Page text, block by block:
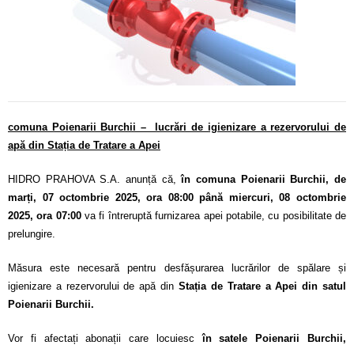
comuna Poienarii Burchii – lucrări de igienizare a rezervorului de
apă din Stația de Tratare a Apei
HIDRO PRAHOVA S.A. anunță că,în comuna Poienarii Burchii, de
marți, 07 octombrie 2025, ora 08:00 până miercuri, 08 octombrie
2025, ora 07:00va fi întreruptă furnizarea apei potabile, cu posibilitate de
prelungire.
Măsura este necesară pentru desfășurarea lucrărilor de spălare și
igienizare a rezervorului de apă din Stația de Tratare a Apei din satul
Poienarii Burchii.
Vor fi afectați abonații care locuiescîn satele Poienarii Burchii,